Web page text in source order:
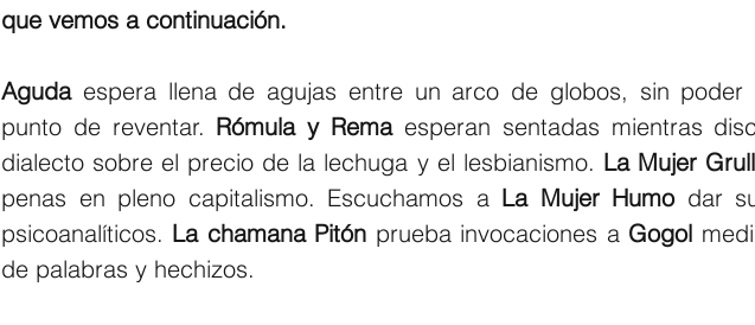
que vemos a continuación.
Aguda espera llena de agujas entre un arco de globos, sin poder
punto de reventar. Rómula y Rema esperan sentadas mientras
dialecto sobre el precio de la lechuga y el lesbianismo. La Mujer
penas en pleno capitalismo. Escuchamos a La Mujer Humo dar
psicoanalíticos. La chamana Pitón prueba invocaciones a Gogol
de palabras y hechizos.